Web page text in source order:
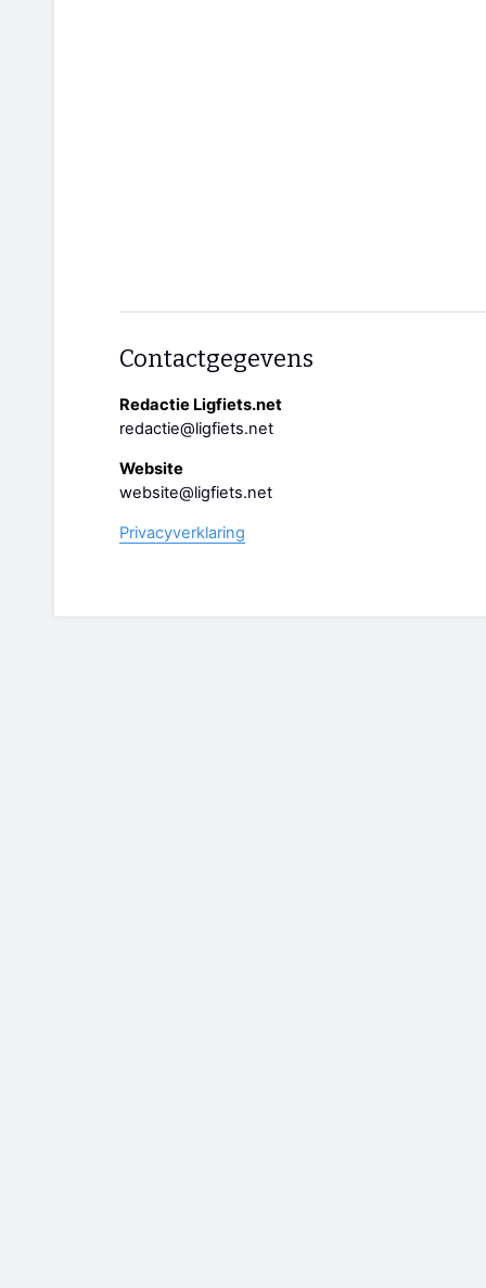
Contactgegevens
Redactie Ligfiets.net
redactie@ligfiets.net
Website
website@ligfiets.net
Privacyverklaring